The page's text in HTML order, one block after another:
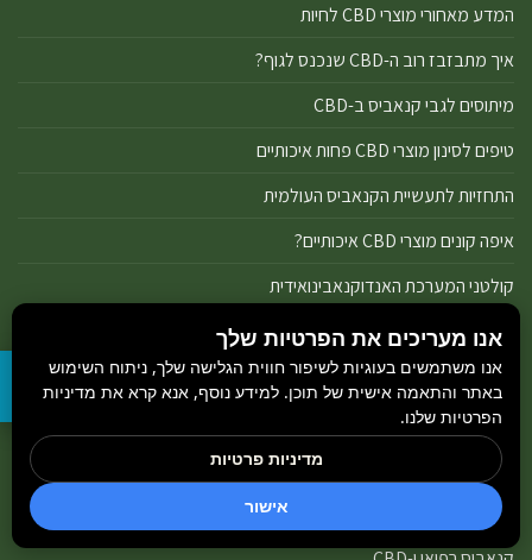
המדע מאחורי מוצרי CBD לחיות
איך מתבזבז רוב ה-CBD שנכנס לגוף?
מיתוסים לגבי קנאביס ב-CBD
טיפים לסינון מוצרי CBD פחות איכותיים
התחזיות לתעשיית הקנאביס העולמית
איפה קונים מוצרי CBD איכותיים?
קולטני המערכת האנדוקנאבינואידית
קטגוריות
מדריכים ל-CBD
טיפול רפואי ב-CBD
מוצרי CBD
אנו מעריכים את הפרטיות שלך
אנו משתמשים בעוגיות לשיפור חווית הגלישה שלך, ניתוח השימוש
באתר והתאמה אישית של תוכן. למידע נוסף, אנא קרא את מדיניות
הפרטיות שלנו.
אישור
מדיניות פרטיות